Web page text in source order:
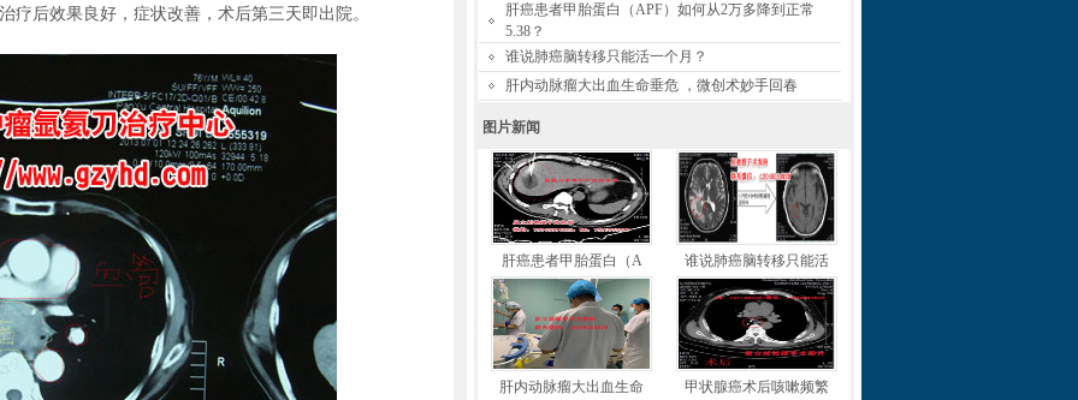
疗后效果良好，症状改善，术后第三天即出院。
肝癌患者甲胎蛋白（APF）如何从2万多降到正常
5.38？
谁说肺癌脑转移只能活一个月？
肝内动脉瘤大出血生命垂危 ，微创术妙手回春
图片新闻
肝癌患者甲胎蛋白（A 谁说肺癌脑转移只能活
肝内动脉瘤大出血生命 甲状腺癌术后咳嗽频繁